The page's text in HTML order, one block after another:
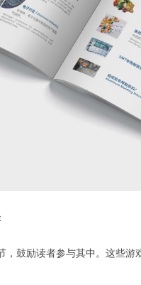
，鼓励读者参与其中。这些